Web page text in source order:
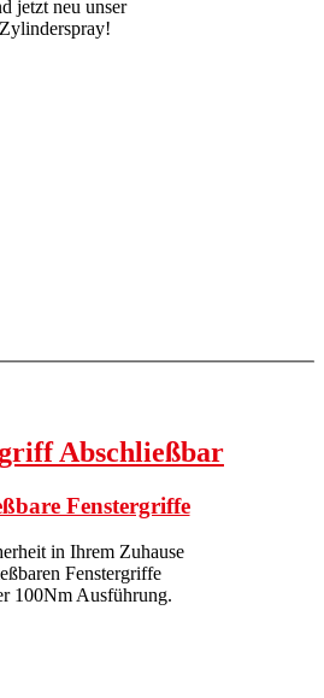
jetzt neu unser
Zylinderspray!
Fenstergriffe
in Ihrem Zuhause
Fenstergriffe
100Nm Ausführung.